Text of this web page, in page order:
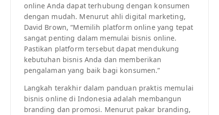
online Anda dapat terhubung dengan konsumen
dengan mudah. Menurut ahli digital marketing,
David Brown, “Memilih platform online yang tepat
sangat penting dalam memulai bisnis online.
Pastikan platform tersebut dapat mendukung
kebutuhan bisnis Anda dan memberikan
pengalaman yang baik bagi konsumen.”
Langkah terakhir dalam panduan praktis memulai
bisnis online di Indonesia adalah membangun
branding dan promosi. Menurut pakar branding,